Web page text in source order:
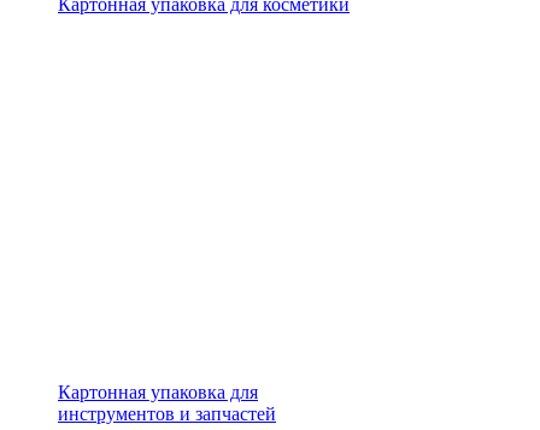
Картонная упаковка для
инструментов и запчастей